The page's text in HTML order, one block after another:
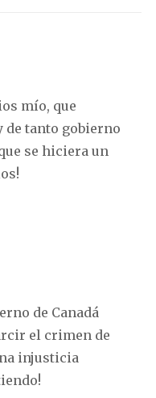
mío, que
de tanto gobierno
se hiciera un
de Canadá
el crimen de
injusticia